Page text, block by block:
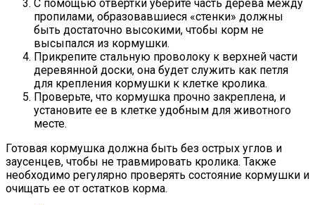
С помощью отвертки уберите часть дерева между
пропилами, образовавшиеся «стенки» должны
быть достаточно высокими, чтобы корм не
высыпался из кормушки.
Прикрепите стальную проволоку к верхней части
деревянной доски, она будет служить как петля
для крепления кормушки к клетке кролика.
Проверьте, что кормушка прочно закреплена, и
установите ее в клетке удобным для животного
месте.
Готовая кормушка должна быть без острых углов и
заусенцев, чтобы не травмировать кролика. Также
необходимо регулярно проверять состояние кормушки и
очищать ее от остатков корма.